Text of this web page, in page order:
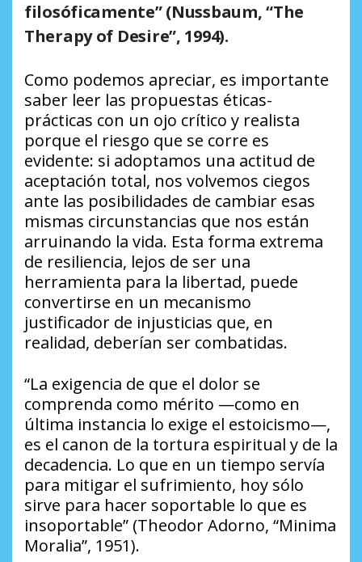
filosóficamente”(Nussbaum, “The
Therapy of Desire”, 1994).
Como podemos apreciar, es importante
saber leer las propuestas éticas-
prácticas con un ojo crítico y realista
porque el riesgo que se corre es
evidente: si adoptamos una actitud de
aceptación total, nos volvemos ciegos
ante las posibilidades de cambiar esas
mismas circunstancias que nos están
arruinando la vida. Esta forma extrema
de resiliencia, lejos de ser una
herramienta para la libertad, puede
convertirse en un mecanismo
justificador de injusticias que, en
realidad, deberían ser combatidas.
“La exigencia de que el dolor se
comprenda como mérito —como en
última instancia lo exige el estoicismo—,
es el canon de la tortura espiritual y de la
decadencia. Lo que en un tiempo servía
para mitigar el sufrimiento, hoy sólo
sirve para hacer soportable lo que es
insoportable” (Theodor Adorno, “Minima
Moralia”, 1951).